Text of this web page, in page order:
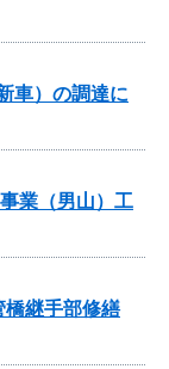
車）の調達に
業（男山）工
橋継手部修繕